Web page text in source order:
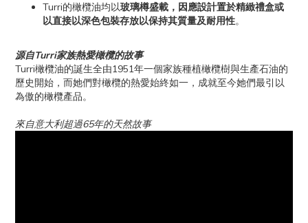
Turri的橄欖油均以玻璃樽盛載，因應設計置於精緻禮盒或
以直接以深色包裝存放以保持其質量及耐用性。
源自Turri家族熱愛橄欖的故事
Turri橄欖油的誕生全由1951年一個家族種植橄欖樹與生產石油的
歷史開始，而她們對橄欖的熱愛始終如一，成就至今她們最引以
為傲的橄欖產品。
來自意大利超過65年的天然故事